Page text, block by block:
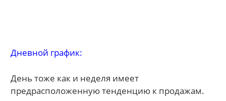
Дневной график:
День тоже как и неделя имеет
предрасположенную тенденцию к продажам.